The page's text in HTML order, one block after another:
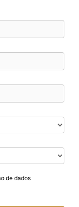
de dados